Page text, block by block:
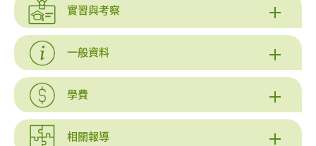
實習與考察
一般資料
學費
相關報導